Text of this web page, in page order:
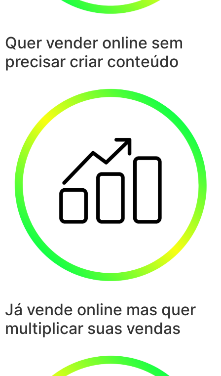
Quer vender online sem
precisar criar conteúdo
Já vende online mas quer
multiplicar suas vendas